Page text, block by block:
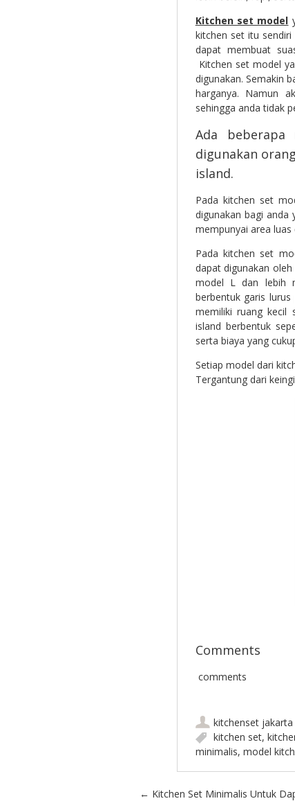
Kitchen set model
kitchen set itu
dapat membuat
Kitchen set model
digunakan. Semakin
harganya. Namun
sehingga anda tidak
Ada beberapa
digunakan
island.
Pada kitchen set
digunakan bagi anda
mempunyai area luas
Pada kitchen set
dapat digunakan
model L dan lebih
berbentuk garis
memiliki ruang kecil
island berbentuk
serta biaya yang
Setiap model dari
Tergantung dari
Comments
comments
kitchenset jakarta
kitchen set,
minimalis, model
← Kitchen Set Minimalis Untuk